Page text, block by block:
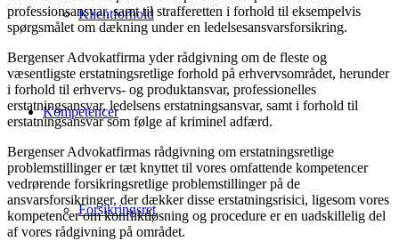
Klientforhold
Kompetencer
Forsikringsret
professionsansvar, samt til strafferetten i forhold til eksempelvis
spørgsmålet om dækning under en ledelsesansvarsforsikring.
Bergenser Advokatfirma yder rådgivning om de fleste og
væsentligste erstatningsretlige forhold på erhvervsområdet, herunder
i forhold til erhvervs- og produktansvar, professionelles
erstatningsansvar, ledelsens erstatningsansvar, samt i forhold til
erstatningsansvar som følge af kriminel adfærd.
Bergenser Advokatfirmas rådgivning om erstatningsretlige
problemstillinger er tæt knyttet til vores omfattende kompetencer
vedrørende forsikringsretlige problemstillinger på de
ansvarsforsikringer, der dækker disse erstatningsrisici, ligesom vores
kompetencer om konfliktløsning og procedure er en uadskillelig del
af vores rådgivning på området.